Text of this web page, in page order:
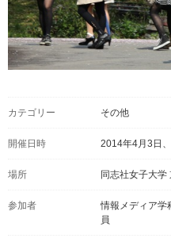
カテゴリー その他
開催日時 2014年4月3日
場所 同志社女子大学
参加者
情報メディア学
員